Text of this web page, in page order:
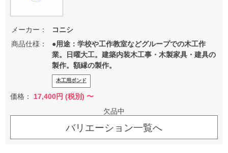
メーカー：
コニシ
商品仕様：
●用途：学校や工作教室などグループでの木工作
業。日曜大工。建築内装木工事・木製家具・建具の
製作。額縁の製作。
木工用ボンド
価格： 17,400円 (税別) 〜
欠品中
バリエーション一覧へ